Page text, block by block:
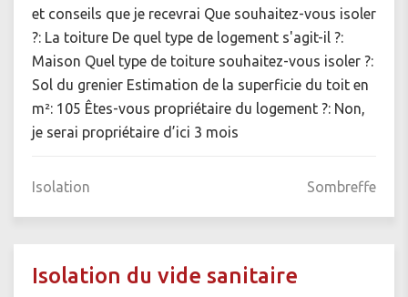
et conseils que je recevrai Que souhaitez-vous isoler
?: La toiture De quel type de logement s'agit-il ?:
Maison Quel type de toiture souhaitez-vous isoler ?:
Sol du grenier Estimation de la superficie du toit en
m²: 105 Êtes-vous propriétaire du logement ?: Non,
je serai propriétaire d’ici 3 mois
Isolation Sombreffe
Isolation du vide sanitaire